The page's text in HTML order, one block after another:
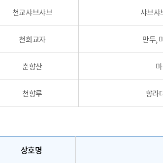
천교샤브샤브 샤브샤
천희교자 만두,
춘향산
천향루 향라
상호명